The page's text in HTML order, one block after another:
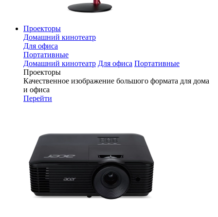
Проекторы
Домашний кинотеатр
Для офиса
Портативные
Домашний кинотеатр Для офиса Портативные
Проекторы
Качественное изображение большого формата для дома
и офиса
Перейти